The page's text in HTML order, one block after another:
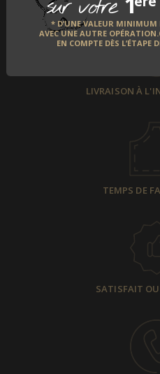
sur votre
* D’UNE VALEUR MINIMUM
AVEC UNE AUTRE
EN COMPTE DÈS L’ÉTAPE
LIVRAISON À
TEMPS DE
SATISFAIT